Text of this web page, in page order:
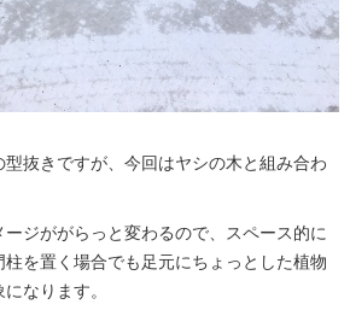
抜きですが、今回はヤシの木と組み合わ
ジががらっと変わるので、スペース的に
を置く場合でも足元にちょっとした植物
なります。